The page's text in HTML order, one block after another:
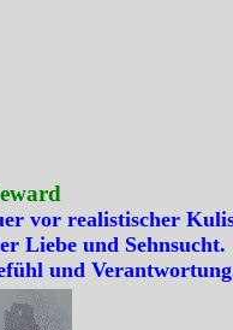
vor realistischer
Liebe und Sehnsucht.
und